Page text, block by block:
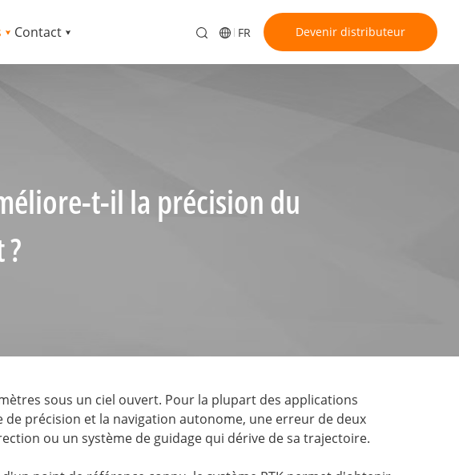
Contact FR Devenir distributeur
t-il la précision du
sous un ciel ouvert. Pour la plupart des applications
précision et la navigation autonome, une erreur de deux
ou un système de guidage qui dérive de sa trajectoire.